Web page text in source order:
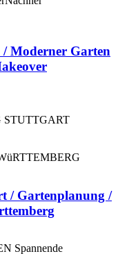
Moderner Garten
/ Gartenplanung /